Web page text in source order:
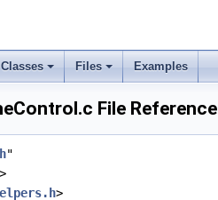
Classes Files Examples
File Reference
"
>